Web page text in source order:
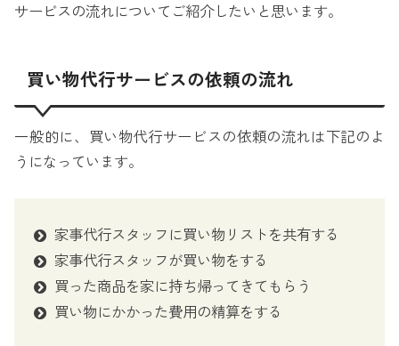
サービスの流れについてご紹介したいと思います。
買い物代行サービスの依頼の流れ
一般的に、買い物代行サービスの依頼の流れは下記のよ
うになっています。
家事代行スタッフに買い物リストを共有する
家事代行スタッフが買い物をする
買った商品を家に持ち帰ってきてもらう
買い物にかかった費用の精算をする